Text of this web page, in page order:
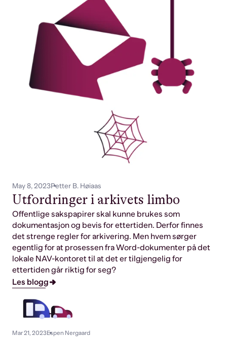
May 8, 2023Petter B. Høiaas
Utfordringer i arkivets limbo
Offentlige sakspapirer skal kunne brukes som
dokumentasjon og bevis for ettertiden. Derfor finnes
det strenge regler for arkivering. Men hvem sørger
egentlig for at prosessen fra Word-dokumenter på det
lokale NAV-kontoret til at det er tilgjengelig for
ettertiden går riktig for seg?
Les blogg
Mar 21, 2023Espen Nergaard